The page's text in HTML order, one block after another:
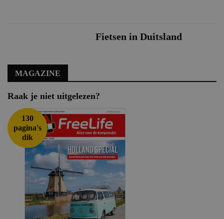
Fietsen in Duitsland
MAGAZINE
Raak je niet uitgelezen?
130
pagina's
dik